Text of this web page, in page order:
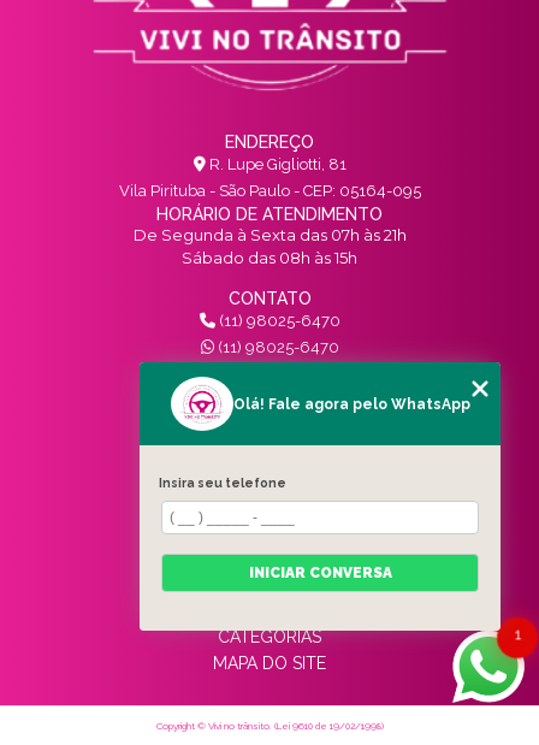
ENDEREÇO
R. Lupe Gigliotti, 81
Vila Pirituba - São Paulo - CEP: 05164-095
HORÁRIO DE ATENDIMENTO
De Segunda à Sexta das 07h às 21h
Sábado das 08h às 15h
CONTATO
(11) 98025-6470
(11) 98025-6470
contato@vivinotransito.com.br
SIGA-NOS!
MENU
HOME
QUEM SOMOS
SERVIÇOS
BLOG
CATEGORIAS
MAPA DO SITE
Copyright © Vivi no trânsito. (Lei 9610 de 19/02/1998)
1
Olá! Fale agora pelo WhatsApp
Insira seu telefone
INICIAR CONVERSA